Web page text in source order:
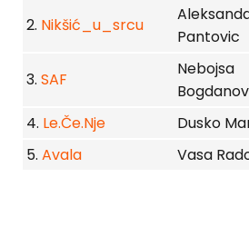
2. Nikšić_u_srcu
Pantovic
3. SAF
Nebojsa
4. Le.Če.Nje Dusko
5. Avala Vasa